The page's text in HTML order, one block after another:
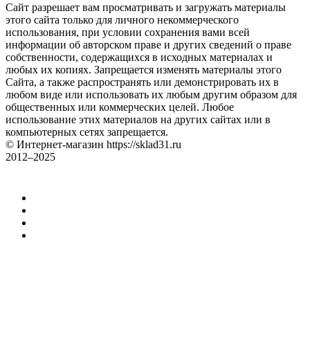
Сайт разрешает вам просматривать и загружать материалы
этого сайта только для личного некоммерческого
использования, при условии сохранения вами всей
информации об авторском праве и других сведений о праве
собственности, содержащихся в исходных материалах и
любых их копиях. Запрещается изменять материалы этого
Сайта, а также распространять или демонстрировать их в
любом виде или использовать их любым другим образом для
общественных или коммерческих целей. Любое
использование этих материалов на других сайтах или в
компьютерных сетях запрещается.
© Интернет-магазин https://sklad31.ru
2012–2025